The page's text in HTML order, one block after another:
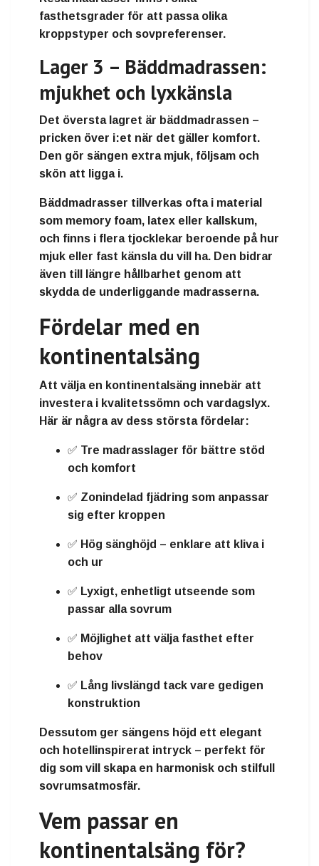
fasthetsgrader för att passa olika
kroppstyper och sovpreferenser.
Lager 3 – Bäddmadrassen:
mjukhet och lyxkänsla
Det översta lagret är bäddmadrassen –
pricken över i:et när det gäller komfort.
Den gör sängen extra mjuk, följsam och
skön att ligga i.
Bäddmadrasser tillverkas ofta i material
som memory foam, latex eller kallskum,
och finns i flera tjocklekar beroende på hur
mjuk eller fast känsla du vill ha. Den bidrar
även till längre hållbarhet genom att
skydda de underliggande madrasserna.
Fördelar med en
kontinentalsäng
Att välja en kontinentalsäng innebär att
investera i kvalitetssömn och vardagslyx.
Här är några av dess största fördelar:
✅ Tre madrasslager för bättre stöd
och komfort
✅ Zonindelad fjädring som anpassar
sig efter kroppen
✅ Hög sänghöjd – enklare att kliva i
och ur
✅ Lyxigt, enhetligt utseende som
passar alla sovrum
✅ Möjlighet att välja fasthet efter
behov
✅ Lång livslängd tack vare gedigen
konstruktion
Dessutom ger sängens höjd ett elegant
och hotellinspirerat intryck – perfekt för
dig som vill skapa en harmonisk och stilfull
sovrumsatmosfär.
Vem passar en
kontinentalsäng för?